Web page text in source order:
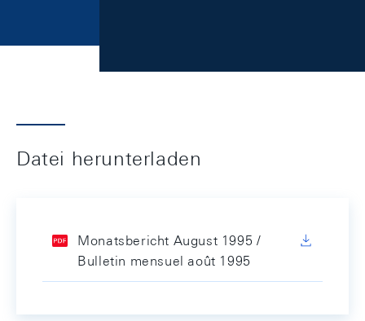
Datei herunterladen
Monatsbericht August 1995 /
Bulletin mensuel août 1995